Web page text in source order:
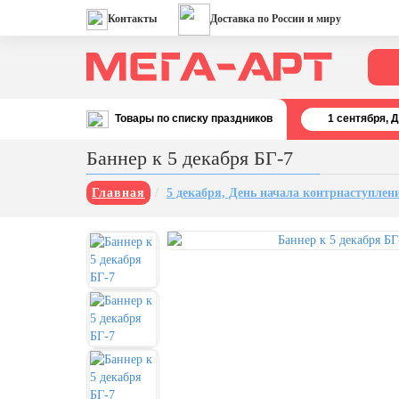
Контакты Доставка по России и миру
Товары по списку праздников
День строителя (второе воскресенье
августа)
22 августа, День Государственного
флага РФ
День шахтера (последнее
воскресенье августа)
1 сентября, День знаний
3 сентября, День солидарности в
борьбе с терроризмом
1 cентября,
Баннер к 5 декабря БГ-7
Главная 5 декабря, День начала